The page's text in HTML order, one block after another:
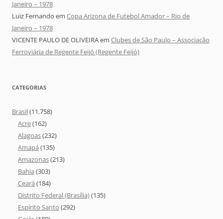
Janeiro – 1978
Luiz Fernando em Copa Arizona de Futebol Amador – Rio de
Janeiro – 1978
VICENTE PAULO DE OLIVEIRAem Clubes de São Paulo – Associação
Ferroviária de Regente Feijó (Regente Feijó)
CATEGORIAS
Brasil(11.758)
Acre(162)
Alagoas(232)
Amapá (135)
Amazonas(213)
Bahia (303)
Ceará (184)
Distrito Federal (Brasília)(135)
Espírito Santo (292)